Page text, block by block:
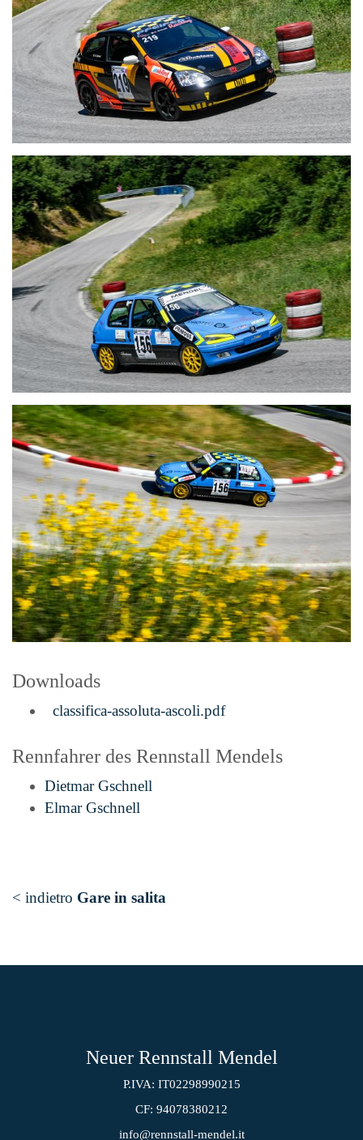
Downloads
classifica-assoluta-ascoli.pdf
Rennfahrer des Rennstall Mendels
Dietmar Gschnell
Elmar Gschnell
< indietro Gare in salita
Neuer Rennstall Mendel
P.IVA: IT02298990215
CF: 94078380212
info@rennstall-mendel.it